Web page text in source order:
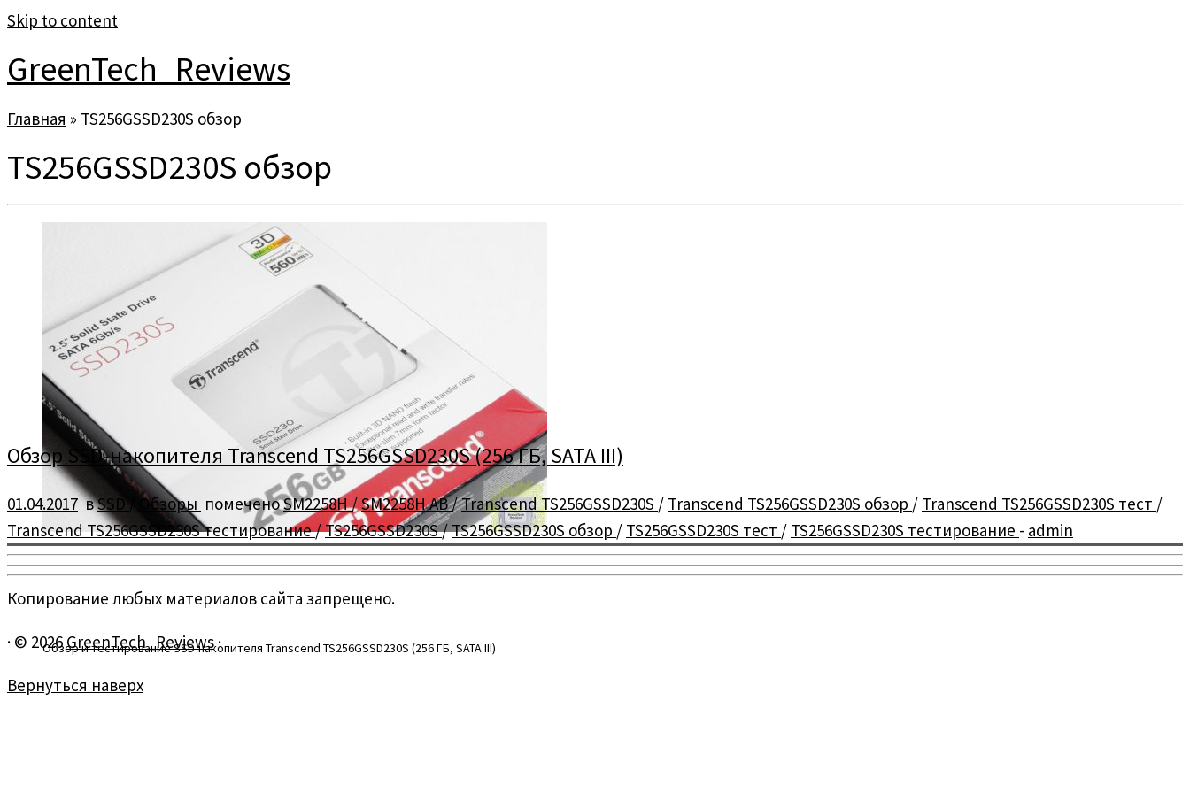
Skip to content
GreenTech_Reviews
Главная » TS256GSSD230S обзор
TS256GSSD230S обзор
Обзор и тестирование SSD-накопителя Transcend TS256GSSD230S (256 ГБ, SATA III)
Обзор SSD-накопителя Transcend TS256GSSD230S (256 ГБ, SATA III)
01.04.2017вSSD Обзоры помеченоSM2258H/SM2258H AB/Transcend TS256GSSD230S / Transcend TS256GSSD230S обзор / Transcend TS256GSSD230S тест /
Transcend TS256GSSD230S тестирование/TS256GSSD230S/TS256GSSD230S обзор / TS256GSSD230S тест / TS256GSSD230S тестирование - admin
Копирование любых материалов сайта запрещено.
· © 2026GreenTech_Reviews·
Вернуться наверх